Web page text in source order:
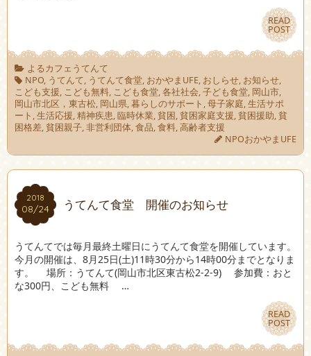
READ
POST
READ
POST
よるカフェうてんて
NPO, うてんて, うてんて食堂, おかやまUFE, おしらせ, お知らせ,
こども支援, こども無料, こども食堂,各社社会,子ども食堂, 岡山市,
岡山市北区，東古松, 岡山県,暮らしのサポート ,母子家庭,生活サポ
ート ,生活応援,精神疾患,臨時休業,貧困,貧困家庭支援,貧困援助,貧
困格差,貧困親子,非営利団体,食品,食料,高齢者支援
NPOおかやまUFE
2018
08/24
2018
08/24 うてんて食堂 開催のお知らせ
うてんてでは毎月最終土曜日にうてんて食堂を開催しています。
今月の開催は、8月25日(土)11時30分から14時00分までとなりま
す。 場所：うてんて(岡山市北区東古松2-2-9) 参加費：おと
な300円、こども無料 …
READ
POST
READ
POST